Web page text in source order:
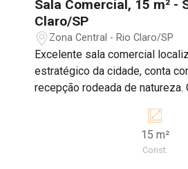
Sala Comercial, 15 m² -
Claro/SP
Zona Central - Rio Claro/SP
Excelente sala comercial
estratégico da cidade, conta
recepção rodeada de
varanda com acesso ao jardim
Valor de locação ainda inclui:
zeladora, faxineira e internet! Agende agora sua
15 m²
Const.